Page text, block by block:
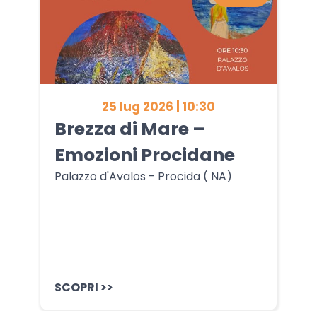
25 lug 2026 | 10:30
Brezza di Mare –
Emozioni Procidane
Palazzo d'Avalos - Procida ( NA)
SCOPRI >>